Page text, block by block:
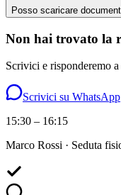
Posso scaricare
Non hai trovato la
Scrivici e risponderemo
Scrivici su WhatsApp
15:30 – 16:15
Marco Rossi · Seduta